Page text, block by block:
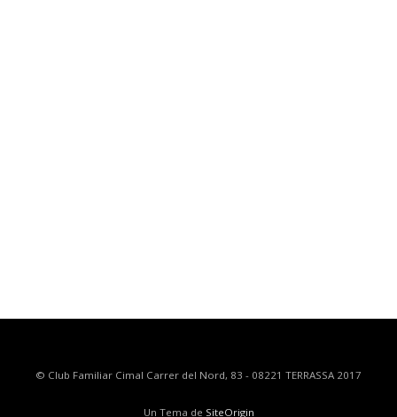
© Club Familiar Cimal Carrer del Nord, 83 - 08221 TERRASSA 2017
Un Tema de SiteOrigin